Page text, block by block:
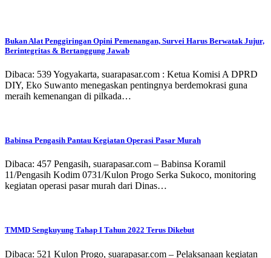
Bukan Alat Penggiringan Opini Pemenangan, Survei Harus Berwatak Jujur,
Berintegritas & Bertanggung Jawab
Dibaca: 539 Yogyakarta, suarapasar.com : Ketua Komisi A DPRD
DIY, Eko Suwanto menegaskan pentingnya berdemokrasi guna
meraih kemenangan di pilkada…
Babinsa Pengasih Pantau Kegiatan Operasi Pasar Murah
Dibaca: 457 Pengasih, suarapasar.com – Babinsa Koramil
11/Pengasih Kodim 0731/Kulon Progo Serka Sukoco, monitoring
kegiatan operasi pasar murah dari Dinas…
TMMD Sengkuyung Tahap I Tahun 2022 Terus Dikebut
Dibaca: 521 Kulon Progo, suarapasar.com – Pelaksanaan kegiatan